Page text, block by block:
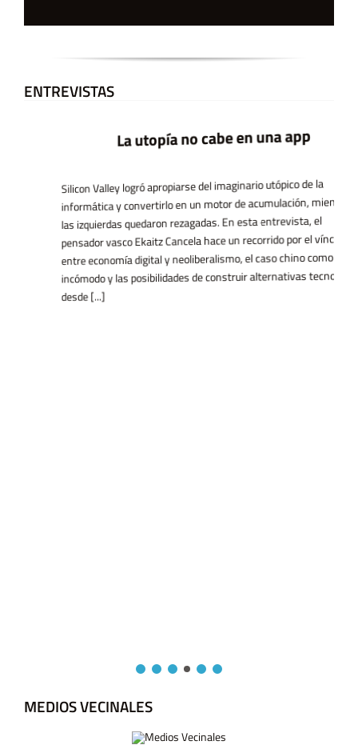
ENTREVISTAS
La utopía no cabe en una app
Silicon Valley logró apropiarse del imaginario utópico de la
informática y convertirlo en un motor de acumulación, mientras
las izquierdas quedaron rezagadas. En esta entrevista, el
pensador vasco Ekaitz Cancela hace un recorrido por el vínculo
entre economía digital y neoliberalismo, el caso chino como espejo
incómodo y las posibilidades de construir alternativas tecnológicas
desde [...]
MEDIOS VECINALES